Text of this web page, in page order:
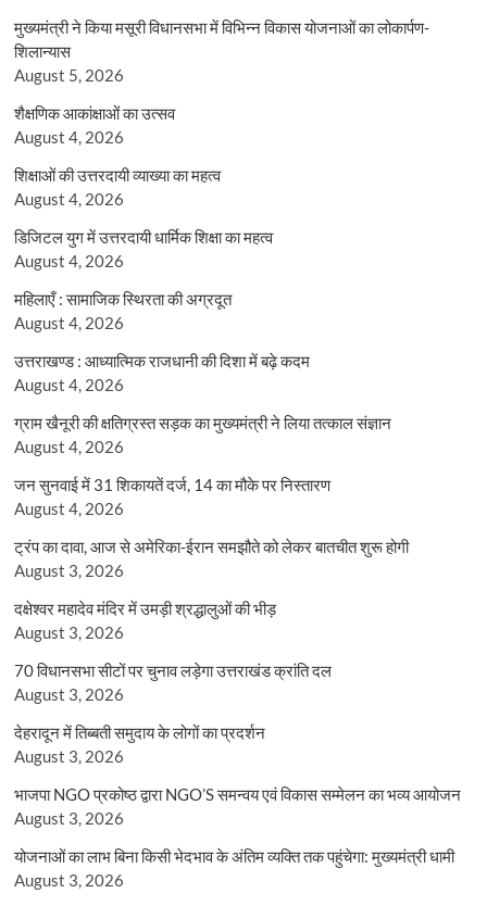
मुख्यमंत्री ने किया मसूरी विधानसभा में विभिन्न विकास योजनाओं का लोकार्पण-
शिलान्यास
August 5, 2026
शैक्षणिक आकांक्षाओं का उत्सव
August 4, 2026
शिक्षाओं की उत्तरदायी व्याख्या का महत्व
August 4, 2026
डिजिटल युग में उत्तरदायी धार्मिक शिक्षा का महत्व
August 4, 2026
महिलाएँ : सामाजिक स्थिरता की अग्रदूत
August 4, 2026
उत्तराखण्ड : आध्यात्मिक राजधानी की दिशा में बढ़े कदम
August 4, 2026
ग्राम खैनूरी की क्षतिग्रस्त सड़क का मुख्यमंत्री ने लिया तत्काल संज्ञान
August 4, 2026
जन सुनवाई में 31 शिकायतें दर्ज, 14 का मौके पर निस्तारण
August 4, 2026
ट्रंप का दावा, आज से अमेरिका-ईरान समझौते को लेकर बातचीत शुरू होगी
August 3, 2026
दक्षेश्वर महादेव मंदिर में उमड़ी श्रद्धालुओं की भीड़
August 3, 2026
70 विधानसभा सीटों पर चुनाव लड़ेगा उत्तराखंड क्रांति दल
August 3, 2026
देहरादून में तिब्बती समुदाय के लोगों का प्रदर्शन
August 3, 2026
भाजपा NGO प्रकोष्ठ द्वारा NGO’S समन्वय एवं विकास सम्मेलन का भव्य आयोजन
August 3, 2026
योजनाओं का लाभ बिना किसी भेदभाव के अंतिम व्यक्ति तक पहुंचेगा: मुख्यमंत्री धामी
August 3, 2026